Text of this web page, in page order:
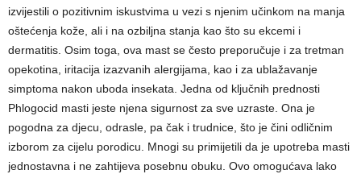
izvijestili o pozitivnim iskustvima u vezi s njenim učinkom na manja
oštećenja kože, ali i na ozbiljna stanja kao što su ekcemi i
dermatitis. Osim toga, ova mast se često preporučuje i za tretman
opekotina, iritacija izazvanih alergijama, kao i za ublažavanje
simptoma nakon uboda insekata. Jedna od ključnih prednosti
Phlogocid masti jeste njena sigurnost za sve uzraste. Ona je
pogodna za djecu, odrasle, pa čak i trudnice, što je čini odličnim
izborom za cijelu porodicu. Mnogi su primijetili da je upotreba masti
jednostavna i ne zahtijeva posebnu obuku. Ovo omogućava lako